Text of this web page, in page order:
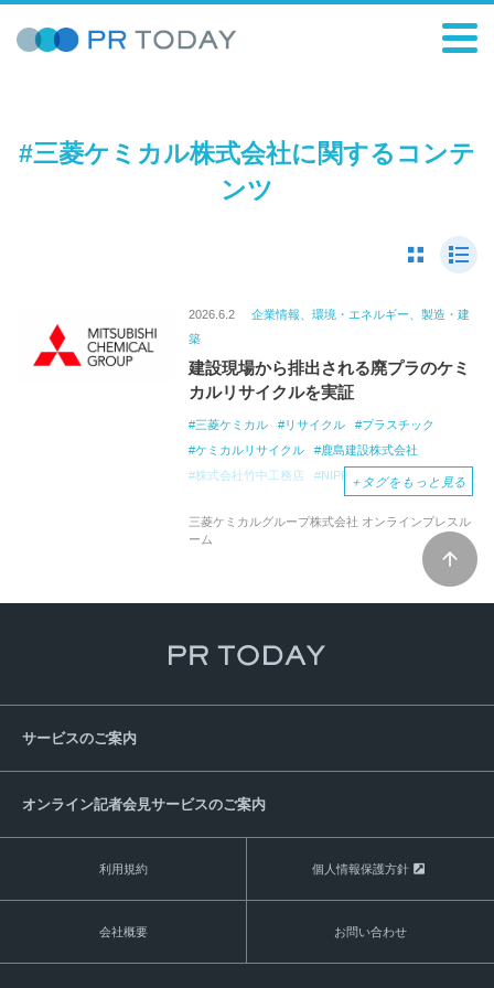
#三菱ケミカル株式会社に関するコンテ
ンツ
2026.6.2
企業情報、環境・エネルギー、製造・建
築
建設現場から排出される廃プラのケミ
カルリサイクルを実証
三菱ケミカル リサイクル
プラスチック
ケミカルリサイクル
鹿島建設株式会社
株式会社竹中工務店
NIPPON
EXPRESSホールディングス株式会社
株式会社リファインバースグループ
三菱ケミカル株式会社
＋ タグをもっと見る
三菱ケミカルグループ株式会社 オンラインプレスル
ーム
サービスのご案内
オンライン記者会見サービスのご案内
利用規約 個人情報保護方針
会社概要 お問い合わせ